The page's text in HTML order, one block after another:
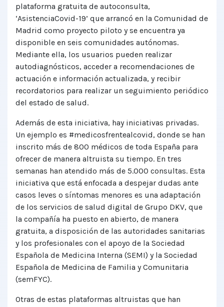
plataforma gratuita de autoconsulta,
‘AsistenciaCovid-19’ que arrancó en la Comunidad de
Madrid como proyecto piloto y se encuentra ya
disponible en seis comunidades autónomas.
Mediante ella, los usuarios pueden realizar
autodiagnósticos, acceder a recomendaciones de
actuación e información actualizada, y recibir
recordatorios para realizar un seguimiento periódico
del estado de salud.
Además de esta iniciativa, hay iniciativas privadas.
Un ejemplo es #medicosfrentealcovid, donde se han
inscrito más de 800 médicos de toda España para
ofrecer de manera altruista su tiempo. En tres
semanas han atendido más de 5.000 consultas. Esta
iniciativa que está enfocada a despejar dudas ante
casos leves o síntomas menores es una adaptación
de los servicios de salud digital de Grupo DKV, que
la compañía ha puesto en abierto, de manera
gratuita, a disposición de las autoridades sanitarias
y los profesionales con el apoyo de la Sociedad
Española de Medicina Interna (SEMI) y la Sociedad
Española de Medicina de Familia y Comunitaria
(semFYC).
Otras de estas plataformas altruistas que han